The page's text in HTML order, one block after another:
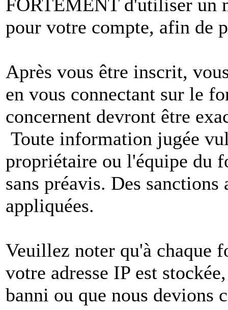
FORTEMENT d'utiliser un
pour votre compte, afin de
Après vous être inscrit,
en vous connectant sur le
concernent devront être
Toute information jugée
propriétaire ou l'équipe du
sans préavis. Des
appliquées.
Veuillez noter qu'à chaque
votre adresse IP est
banni ou que nous devions